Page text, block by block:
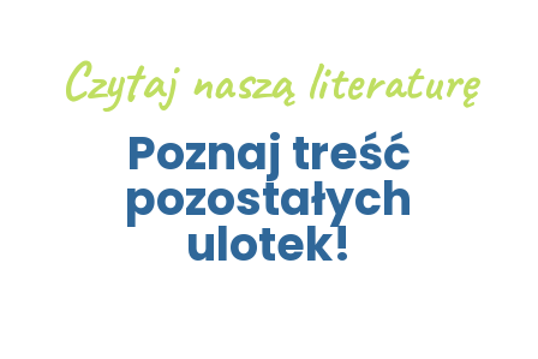
Czytaj naszą literaturę
Poznaj treść
pozostałych
ulotek!